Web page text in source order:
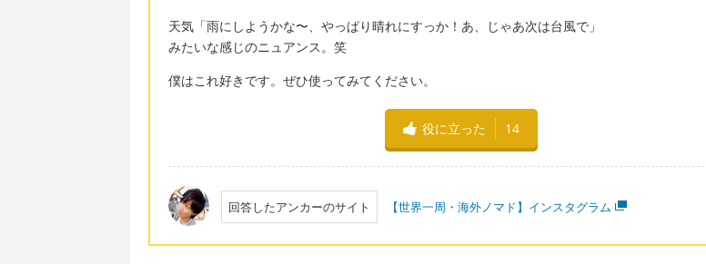
天気「雨にしようかな〜、やっぱり晴れにすっか！あ、じゃあ次は台風で」
みたいな感じのニュアンス。笑
僕はこれ好きです。ぜひ使ってみてください。
役に立った 14
回答したアンカーのサイト 【世界一周・海外ノマド】インスタグラム